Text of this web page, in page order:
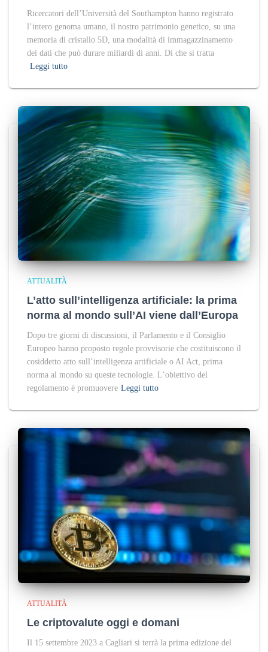
Ricercatori dell’Università del Southampton hanno registrato
l’intero genoma umano, il nostro patrimonio genetico, su una
memoria di cristallo 5D, una modalità di immagazzinamento
dei dati che può durare miliardi di anni. Di che si tratta
Leggi tutto
ATTUALITÀ
L’atto sull’intelligenza artificiale: la prima
norma al mondo sull’AI viene dall’Europa
Dopo tre giorni di discussioni, il Parlamento e il Consiglio
Europeo hanno proposto regole provvisorie che costituiscono il
cosiddetto atto sull’intelligenza artificiale o AI Act, prima
norma al mondo su queste tecnologie. L’obiettivo del
regolamento è promuovere Leggi tutto
ATTUALITÀ
Le criptovalute oggi e domani
Il 15 settembre 2023 a Cagliari si terrà la prima edizione del